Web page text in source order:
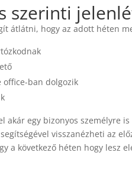
szerinti
átlátni, hogy az adott héten
office-ban dolgozik
akár egy bizonyos személyre
visszanézheti az
a következő héten hogy lesz